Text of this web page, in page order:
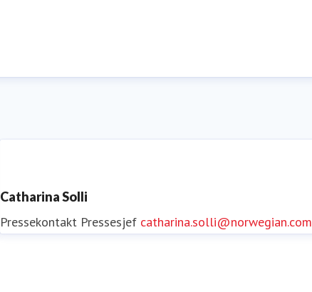
Catharina Solli
Pressekontakt Pressesjef catharina.solli@norwegian.com